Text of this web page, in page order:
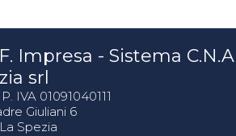
Impresa - Sistema
srl
IVA 01091040111
Giuliani 6
Spezia